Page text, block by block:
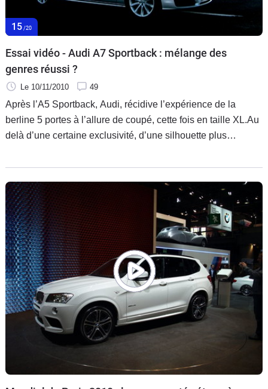
15 /20
Essai vidéo - Audi A7 Sportback : mélange des
genres réussi ?
Le 10/11/2010 49
Après l’A5 Sportback, Audi, récidive l’expérience de la
berline 5 portes à l’allure de coupé, cette fois en taille XL.Au
delà d’une certaine exclusivité, d’une silhouette plus
empruntés à l’A8 qu’apporte vraiment l’A7 Sportback par
rapport à une A6 berline 4 portes ? Et peut-elle prétendre
rivaliser avec une Mercedes CLS ? Ce sont quelques-unes
des questions auquelles nous tenterons de répondre après
notre essai de trois jours au volant des versions V6 3.0 TDI
245 ch et V6 3.0 TFSI 300 ch.